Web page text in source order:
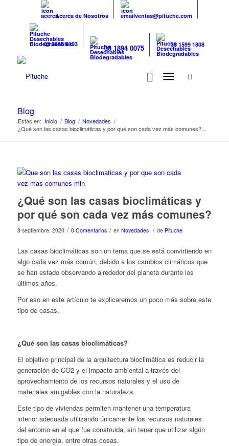
Acerca de Nosotros ventas@pituche.com
33 3666 0193 33 1894 0075 33 1599 1808
Blog
Estas en: Inicio / Blog / Novedades /
¿Qué son las casas bioclimáticas y por qué son cada vez más comunes?...
¿Qué son las casas bioclimáticas y
por qué son cada vez más comunes?
8 septiembre, 2020 / 0 Comentarios / en Novedades / de Pituche
Las casas bioclimáticas son un tema que se está convirtiendo en
algo cada vez más común, debido a los cambios climáticos que
se han estado observando alrededor del planeta durante los
últimos años.
Por eso en este artículo te explicaremos un poco más sobre este
tipo de casas.
¿Qué son las casas bioclimáticas?
El objetivo principal de la arquitectura bioclimática es reducir la
generación de CO2 y el impacto ambiental a través del
aprovechamiento de los recursos naturales y el uso de
materiales amigables con la naturaleza.
Este tipo de viviendas permiten mantener una temperatura
interior adecuada utilizando únicamente los recursos naturales
del entorno en el que fue construida, sin tener que utilizar algún
tipo de energía, entre otras cosas.